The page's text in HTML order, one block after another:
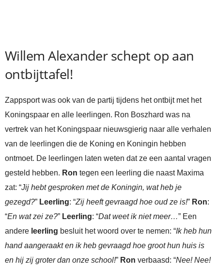
Willem Alexander schept op aan
ontbijttafel!
Zappsport was ook van de partij tijdens het ontbijt met het
Koningspaar en alle leerlingen. Ron Boszhard was na
vertrek van het Koningspaar nieuwsgierig naar alle verhalen
van de leerlingen die de Koning en Koningin hebben
ontmoet. De leerlingen laten weten dat ze een aantal vragen
gesteld hebben. Ron tegen een leerling die naast Maxima
zat: “Jij hebt gesproken met de Koningin, wat heb je
gezegd?” Leerling: “Zij heeft gevraagd hoe oud ze is!” Ron:
“En wat zei ze?” Leerling: “Dat weet ik niet meer…” Een
andere leerling besluit het woord over te nemen: “Ik heb hun
hand aangeraakt en ik heb gevraagd hoe groot hun huis is
en hij zij groter dan onze school!” Ron verbaasd: “Nee! Nee!